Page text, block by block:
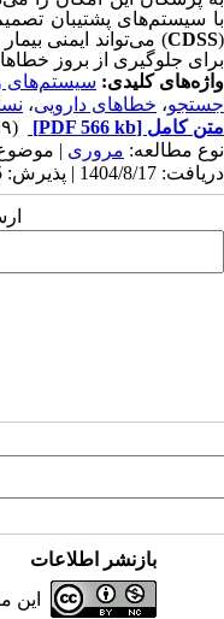
با سیستم‌های پشتیبان
(CDSS)
می‌تواند ایمنی
برای جلوگیری از بروز
واژه‌های کلیدی: سیستم‌های
جستجو، خطاهای دارویی،
متن کامل [PDF 566 kb]
(۱۵۹ دریافت)
نوع مطالعه: مروری |
دریافت: 1404/8/17 | پذیرش: 1405/1/15 | انتشار: 1405/1/15
بازنشر اطلاعات
این